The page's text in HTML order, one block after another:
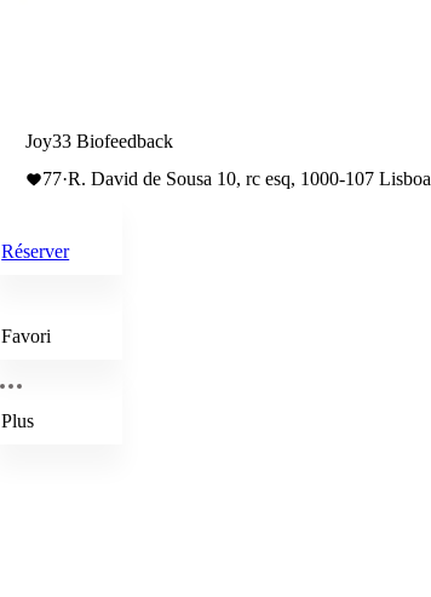
Joy33 Biofeedback
77·R. David de Sousa 10, rc esq, 1000-107 Lisboa
Réserver
Favori
Plus